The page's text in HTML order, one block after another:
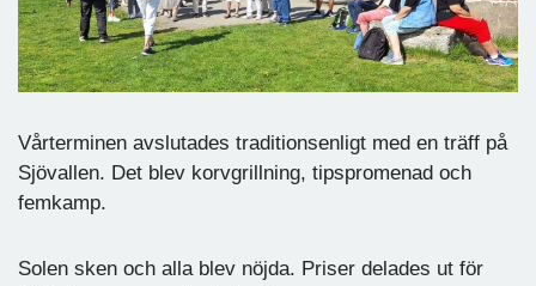
Vårterminen avslutades traditionsenligt med en träff på
Sjövallen. Det blev korvgrillning, tipspromenad och
femkamp.
Solen sken och alla blev nöjda. Priser delades ut för